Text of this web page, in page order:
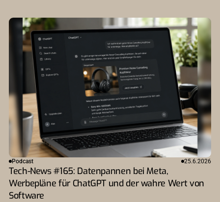
Podcast 25.6.2026
Tech-News #165: Datenpannen bei Meta,
Werbepläne für ChatGPT und der wahre Wert von
Software